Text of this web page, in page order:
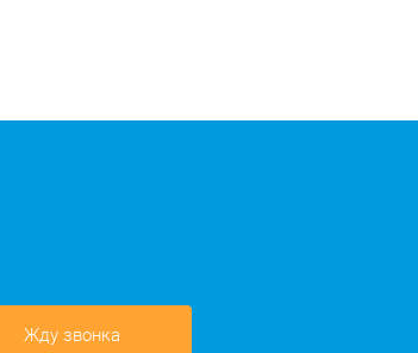
Жду звонка